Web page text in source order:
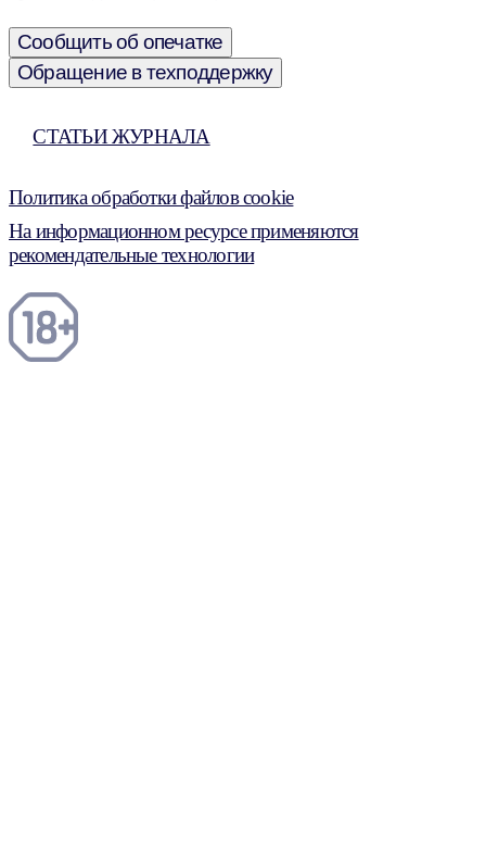
Сообщить об опечатке
Обращение в техподдержку
СТАТЬИ ЖУРНАЛА
Политика обработки файлов cookie
На информационном ресурсе применяются
рекомендательные технологии